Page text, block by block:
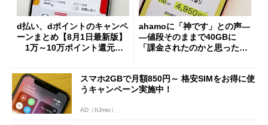
d払い、dポイントのキャンペ
ーンまとめ【8月1日最新版】
1万～10万ポイント還元の
ahamoに「神です」との声―
―値段そのままで40GBに
「課金されたのかと思った」
スマホ2GBで月額850円～ 格安SIMをお得に使
うキャンペーン実施中！
AD（IIJmio）